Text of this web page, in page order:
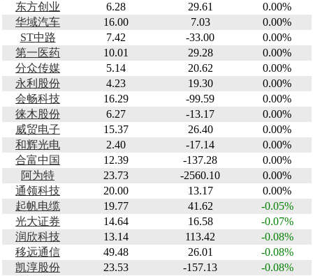
东方创业
6.28 29.61
0.00%
华域汽车
16.00 7.03
0.00%
ST中路
7.42 -33.00
0.00%
第一医药
10.01 29.28
0.00%
分众传媒
5.14 20.62
0.00%
永利股份
4.23 19.30
0.00%
会畅科技
16.29 -99.59
0.00%
徕木股份
6.27 -13.17
0.00%
威贸电子
15.37 26.40
0.00%
和辉光电
2.40 -17.14
0.00%
合富中国
12.39 -137.28
0.00%
阿为特
23.73 -2560.10
0.00%
通领科技
20.00 13.17
0.00%
起帆电缆
19.77 41.62
-0.05%
光大证券
14.64 16.58
-0.07%
润欣科技
13.14 113.42
-0.08%
移远通信
49.48 26.01
-0.08%
凯淳股份
23.53 -157.13
-0.08%